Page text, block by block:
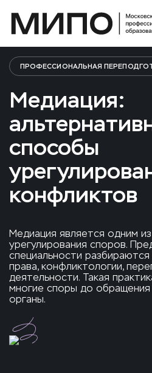
ПРОФЕССИОНАЛЬНАЯ
Медиация:
способы
конфликтов
Медиация является одним
урегулирования споров.
специальности
права, конфликтологии,
деятельности. Такая
многие споры до
органы.